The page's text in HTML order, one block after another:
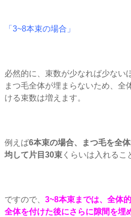
「3~8本束の場合」
必然的に、束数が少なれば少ない
まつ毛全体が埋まらないため、全
ける束数は増えます。
例えば6本束の場合、まつ毛を全
均して片目30束くらいは入れるこ
ですので、 3~8本束までは、全体
全体を付けた後にさらに隙間を埋